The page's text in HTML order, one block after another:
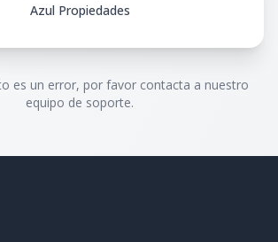
Azul Propiedades
es un error, por favor contacta a nuestro
equipo de soporte.